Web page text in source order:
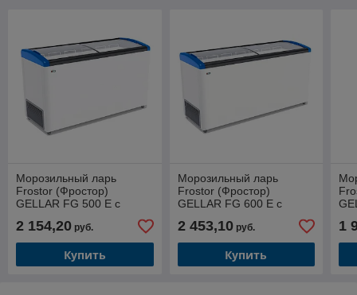
Морозильный ларь
Frostor (Фростор)
GELLAR FG 500 E с
стеклом синий (450 л)
2 154,20 руб.
Купить
Морозильный ларь
Frostor (Фростор)
GELLAR FG 600 E с
стеклом синий (520 л)
2 453,10руб.
Купить
1